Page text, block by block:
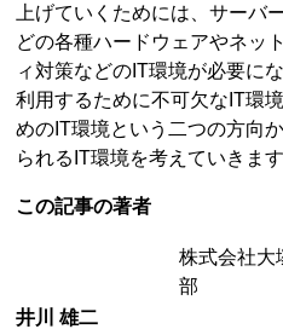
上げていくためには、サーバ
どの各種ハードウェアやネッ
ィ対策などのIT環境が必要に
利用するために不可欠なIT環
めのIT環境という二つの方向
られるIT環境を考えていきます
この記事の著者
株式会社
部
井川 雄二